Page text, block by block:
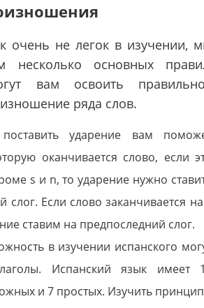
очень не легок в изучении,
несколько основных
вам освоить
ряда слов.
ударение вам
оканчивается слово, если
s и n, то ударение нужно
слог. Если слово заканчивается
ставим на предпоследний слог.
в изучении испанского
Испанский язык имеет
и 7 простых. Изучить